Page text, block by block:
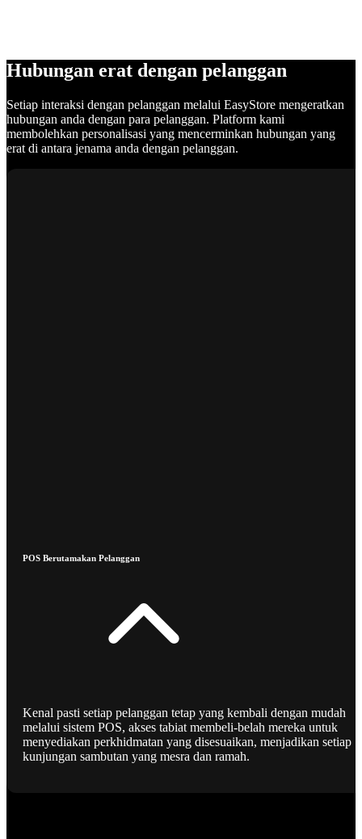
Hubungan erat dengan pelanggan
Setiap interaksi dengan pelanggan melalui EasyStore mengeratkan
hubungan anda dengan para pelanggan. Platform kami
membolehkan personalisasi yang mencerminkan hubungan yang
erat di antara jenama anda dengan pelanggan.
POS Berutamakan Pelanggan
Kenal pasti setiap pelanggan tetap yang kembali dengan mudah
melalui sistem POS, akses tabiat membeli-belah mereka untuk
menyediakan perkhidmatan yang disesuaikan, menjadikan setiap
kunjungan sambutan yang mesra dan ramah.